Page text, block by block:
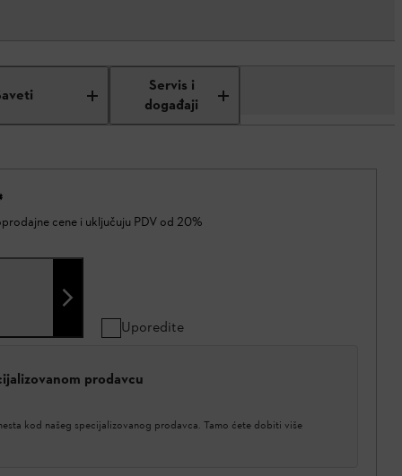
Servis i
događaji
cene i uključuju PDV od 20%
Uporedite
prodavcu
kod našeg specijalizovanog prodavca. Tamo ćete dobiti više